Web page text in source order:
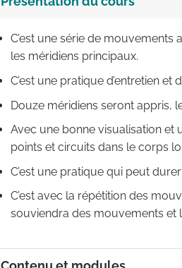
C’est une série de
les méridiens principaux.
C’est une pratique d’entretien
Douze méridiens seront appris,
Avec une bonne visualisation et
points et circuits dans le corps
C’est une pratique qui peut
C’est avec la répétition des
souviendra des mouvements et